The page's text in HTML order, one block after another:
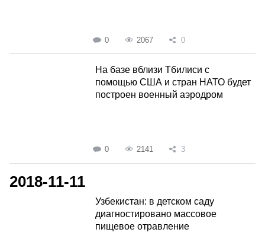
0 2067 0
На базе вблизи Тбилиси с
помощью США и стран НАТО будет
построен военный аэродром
0 2141 3
2018-11-11
Узбекистан: в детском саду
диагностировано массовое
пищевое отравление